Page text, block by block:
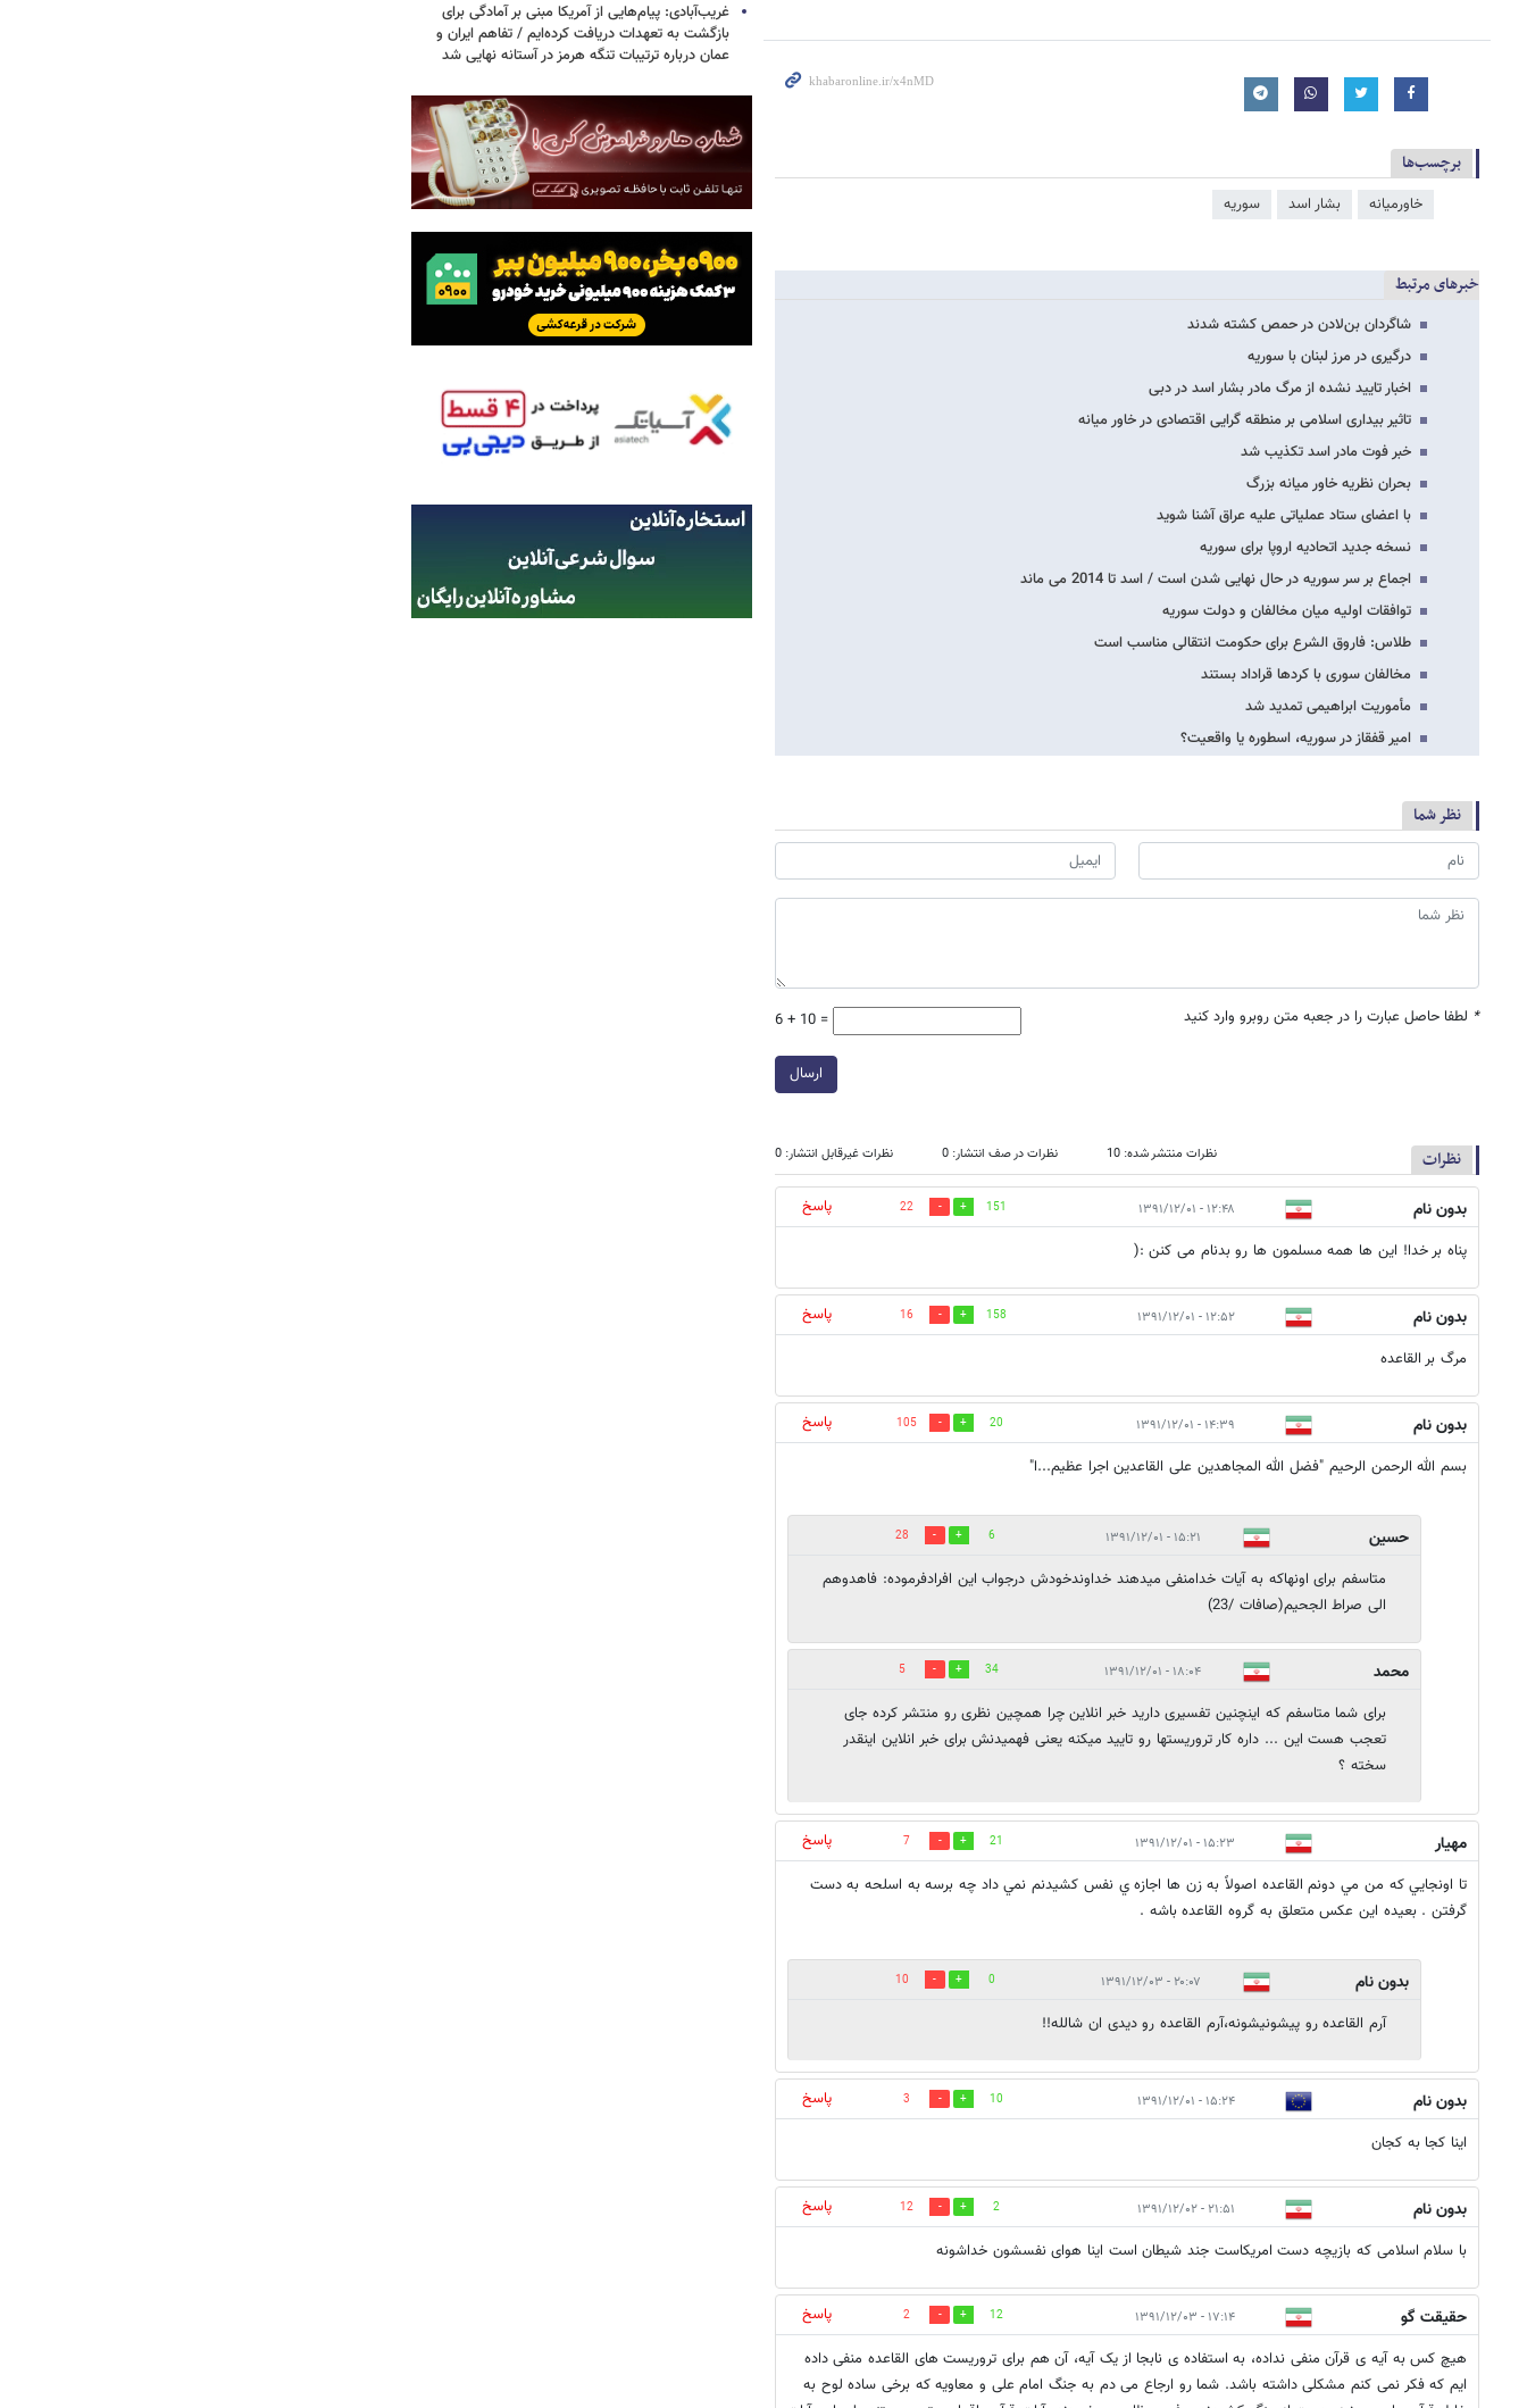
برچسب‌ها
خاورمیانه بشار اسد سوریه
خبرهای مرتبط
شاگردان بن‌لادن در حمص کشته شدند
درگیری در مرز لبنان با سوریه
اخبار تایید نشده از مرگ مادر بشار اسد در دبی
تاثیر بیداری اسلامی بر منطقه گرایی اقتصادی در خاور میانه
خبر فوت مادر اسد تکذیب شد
بحران نظریه خاور میانه بزرگ
با اعضای ستاد عملیاتی علیه عراق آشنا شوید
نسخه جدید اتحادیه اروپا برای سوریه
اجماع بر سر سوریه در حال نهایی شدن است / اسد تا 2014 می ماند
توافقات اولیه میان مخالفان و دولت سوریه
طلاس: فاروق الشرع برای حکومت انتقالی مناسب است
مخالفان سوری با کردها قراداد بستند
مأموریت ابراهیمی تمدید شد
امیر قفقاز در سوریه، اسطوره یا واقعیت؟
نظر شما
* لطفا حاصل عبارت را در جعبه متن روبرو وارد کنید 6 + 10 =
ارسال
نظرات نظرات منتشر شده: 10 نظرات در صف انتشار: 0 نظرات غیرقابل انتشار: 0
بدون نام ۱۲:۴۸ - ۱۳۹۱/۱۲/۰۱ 151
22
پاسخ
پناه بر خدا! این ها همه مسلمون ها رو بدنام می کنن :(
بدون نام ۱۲:۵۲ - ۱۳۹۱/۱۲/۰۱ 158
16
پاسخ
مرگ بر القاعده
بدون نام ۱۴:۳۹ - ۱۳۹۱/۱۲/۰۱ 20
105
پاسخ
بسم الله الرحمن الرحیم "فضل الله المجاهدین علی القاعدین اجرا عظیم...ا"
حسین ۱۵:۲۱ - ۱۳۹۱/۱۲/۰۱ 6
28
متاسفم برای اونهاکه به آیات خدامنفی میدهند خداوندخودش درجواب این افرادفرموده: فاهدوهم
الی صراط الجحیم(صافات /23)
محمد ۱۸:۰۴ - ۱۳۹۱/۱۲/۰۱ 34
5
برای شما متاسفم که اینچنین تفسیری دارید خبر انلاین چرا همچین نظری رو منتشر کرده جای
تعجب هست این ... داره کار تروریستها رو تایید میکنه یعنی فهمیدنش برای خبر انلاین اینقدر
سخته ؟
مهيار ۱۵:۲۳ - ۱۳۹۱/۱۲/۰۱ 21
7
پاسخ
تا اونجايي كه من مي دونم القاعده اصولاً به زن ها اجازه ي نفس كشيدنم نمي داد چه برسه به اسلحه به دست
گرفتن . بعيده اين عكس متعلق به گروه القاعده باشه .
بدون نام ۲۰:۰۷ - ۱۳۹۱/۱۲/۰۳ 0
10
آرم القاعده رو پیشونیشونه،آرم القاعده رو دیدی ان شالله!!
بدون نام ۱۵:۲۴ - ۱۳۹۱/۱۲/۰۱ 10
3
پاسخ
اینا کجا به کجان
بدون نام ۲۱:۵۱ - ۱۳۹۱/۱۲/۰۲ 2
12
پاسخ
با سلام اسلامی که بازیچه دست امریکاست جند شیطان است اینا هوای نفسشون خداشونه
حقیقت گو ۱۷:۱۴ - ۱۳۹۱/۱۲/۰۳ 12
2
پاسخ
هیچ کس به آیه ی قرآن منفی نداده، به استفاده ی نابجا از یک آیه، آن هم برای تروریست های القاعده منفی داده
ایم که فکر نمی کنم مشکلی داشته باشد. شما رو ارجاع می دم به جنگ امام علی و معاویه که برخی ساده لوح به
غریب‌آبادی: پیام‌هایی از آمریکا مبنی بر آمادگی برای
بازگشت به تعهدات دریافت کرده‌ایم / تفاهم ایران و
عمان درباره ترتیبات تنگه هرمز در آستانه نهایی شد